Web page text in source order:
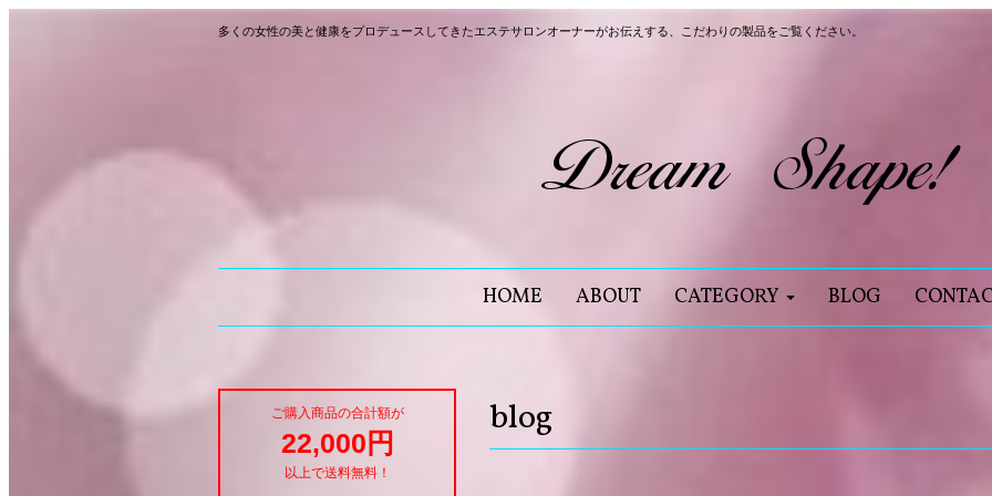
多くの女性の美と健康をプロデュースしてきたエステサロンオーナーがお伝えする、こだわりの製品をご覧ください。
HOME ABOUT CATEGORY BLOG
blog
ご購入商品の合計額が
22,000円
以上で送料無料！